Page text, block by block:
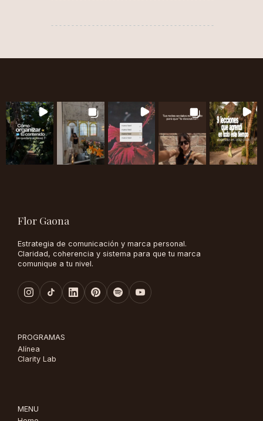
Flor Gaona
Estrategia de comunicación y marca personal.
Claridad, coherencia y sistema para que tu marca
comunique a tu nivel.
PROGRAMAS
Alínea
Clarity Lab
MENU